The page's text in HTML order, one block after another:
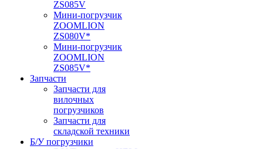
ZS085V
Мини-погрузчик
ZOOMLION
ZS080V*
Мини-погрузчик
ZOOMLION
ZS085V*
Запчасти
Запчасти для
вилочных
погрузчиков
Запчасти для
складской техники
Б/У погрузчики